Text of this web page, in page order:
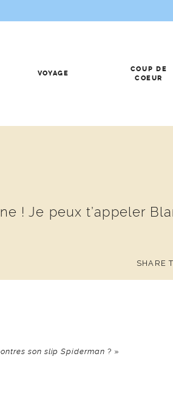
VOYAGE
COUP DE
COEUR
! Je peux t’appeler
SHARE
son slip Spiderman ? »